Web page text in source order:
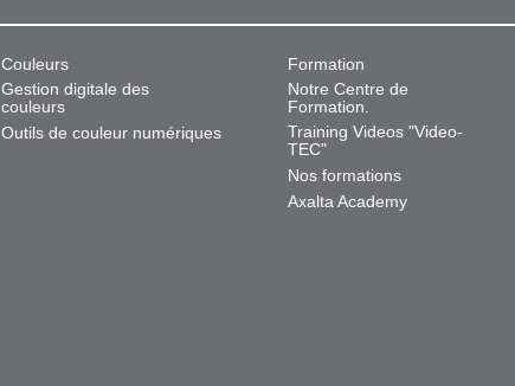
Couleurs
Gestion digitale des
couleurs
Outils de couleur numériques
Formation
Notre Centre de
Formation.
Training Videos "Video-
TEC"
Nos formations
Axalta Academy